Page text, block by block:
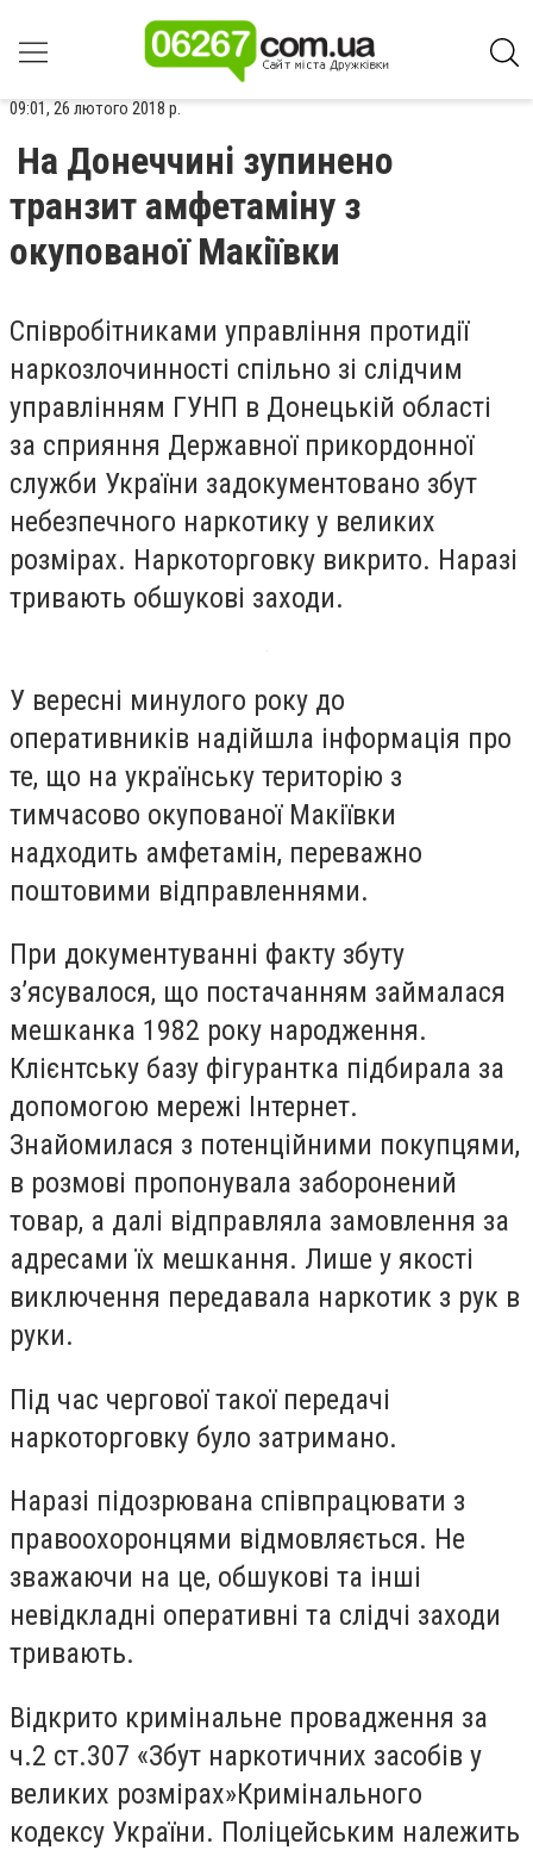
09:01, 26 лютого 2018 р.
На Донеччині зупинено
транзит амфетаміну з
окупованої Макіївки
Співробітниками управління протидії
наркозлочинності спільно зі слідчим
управлінням ГУНП в Донецькій області
за сприяння Державної прикордонної
служби України задокументовано збут
небезпечного наркотику у великих
розмірах. Наркоторговку викрито. Наразі
тривають обшукові заходи.
У вересні минулого року до
оперативників надійшла інформація про
те, що на українську територію з
тимчасово окупованої Макіївки
надходить амфетамін, переважно
поштовими відправленнями.
При документуванні факту збуту
з’ясувалося, що постачанням займалася
мешканка 1982 року народження.
Клієнтську базу фігурантка підбирала за
допомогою мережі Інтернет.
Знайомилася з потенційними покупцями,
в розмові пропонувала заборонений
товар, а далі відправляла замовлення за
адресами їх мешкання. Лише у якості
виключення передавала наркотик з рук в
руки.
Під час чергової такої передачі
наркоторговку було затримано.
Наразі підозрювана співпрацювати з
правоохоронцями відмовляється. Не
зважаючи на це, обшукові та інші
невідкладні оперативні та слідчі заходи
тривають.
Відкрито кримінальне провадження за
ч.2 ст.307 «Збут наркотичних засобів у
великих розмірах»Кримінального
кодексу України. Поліцейським належить